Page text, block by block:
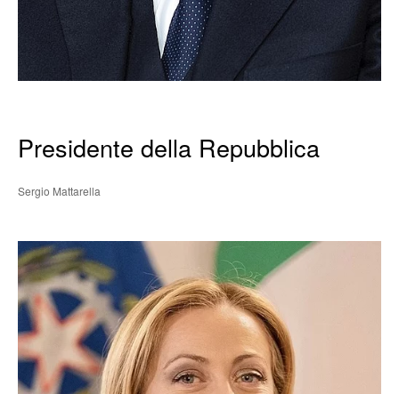
Presidente della Repubblica
Sergio Mattarella